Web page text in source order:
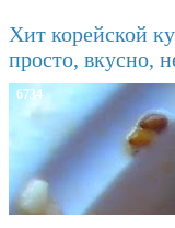
Хит корейской
просто, вкусно,
6734